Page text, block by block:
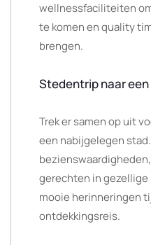
wellnessfaciliteiten
te komen en quality
brengen.
Stedentrip naar
Trek er samen op uit
een nabijgelegen
gerechten in gezellige
mooie herinneringen
ontdekkingsreis.